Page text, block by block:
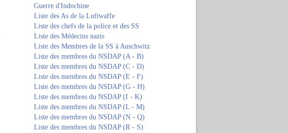
Guerre d'Indochine
Liste des As de la Luftwaffe
Liste des chefs de la police et des SS
Liste des Médecins nazis
Liste des Membres de la SS à Auschwitz
Liste des membres du NSDAP (A - B)
Liste des membres du NSDAP (C - D)
Liste des membres du NSDAP (E - F)
Liste des membres du NSDAP (G - H)
Liste des membres du NSDAP (I - K)
Liste des membres du NSDAP (L - M)
Liste des membres du NSDAP (N - Q)
Liste des membres du NSDAP (R - S)